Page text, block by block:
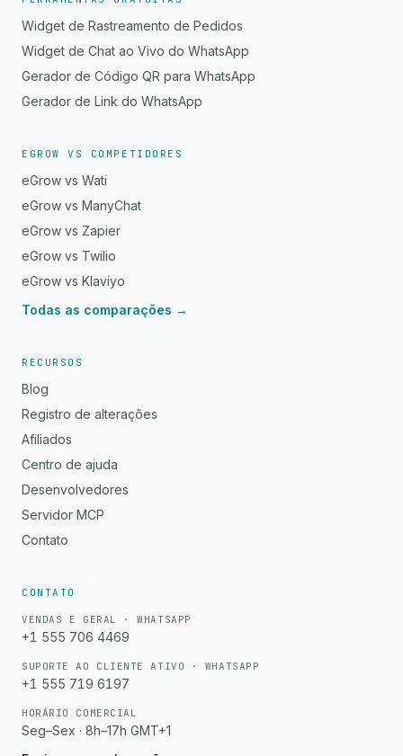
Widget de Rastreamento de Pedidos
Widget de Chat ao Vivo do WhatsApp
Gerador de Código QR para WhatsApp
Gerador de Link do WhatsApp
EGROW VS COMPETIDORES
eGrow vs Wati
eGrow vs ManyChat
eGrow vs Zapier
eGrow vs Twilio
eGrow vs Klaviyo
Todas as comparações →
RECURSOS
Blog
Registro de alterações
Afiliados
Centro de ajuda
Desenvolvedores
Servidor MCP
Contato
CONTATO
VENDAS E GERAL · WHATSAPP
+1 555 706 4469
SUPORTE AO CLIENTE ATIVO · WHATSAPP
+1 555 719 6197
HORÁRIO COMERCIAL
Seg–Sex · 8h–17h GMT+1